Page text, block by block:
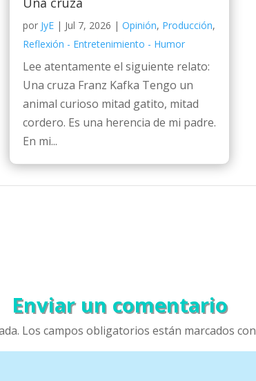
por JyE| Jul 7, 2026 | Opinión, Producción,
Reflexión - Entretenimiento - Humor
Lee atentamente el siguiente relato:
Una cruza Franz Kafka Tengo un
animal curioso mitad gatito, mitad
cordero. Es una herencia de mi padre.
En mi...
Enviar un comentario
Los campos obligatorios están marcados con